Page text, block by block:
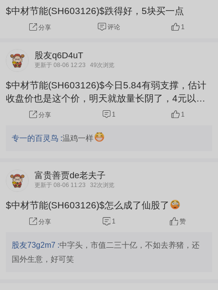
$中材节能(SH603126)$跌得好，5块买一点
分享 评论 1
股友q6D4uT
更新于 08-06 12:23 49次浏览
$中材节能(SH603126)$今日5.84有弱支撑，估计
收盘价也是这个价，明天就放量长阴了，4元以下
反弹才有力度
分享 1 1
专一的百灵鸟 :温鸡一样
富贵善贾de老夫子
更新于 08-06 11:23 32次浏览
$中材节能(SH603126)$怎么成了仙股了
分享 1 赞
股友73g2m7 :中字头，市值二三十亿，不如去养猪，还
国外生意，好可笑